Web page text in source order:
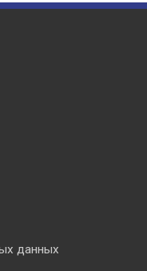
данных